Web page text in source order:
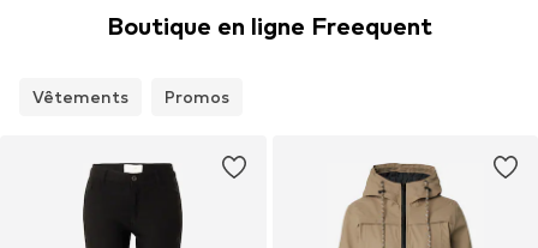
Boutique en ligne Freequent
Vêtements Promos